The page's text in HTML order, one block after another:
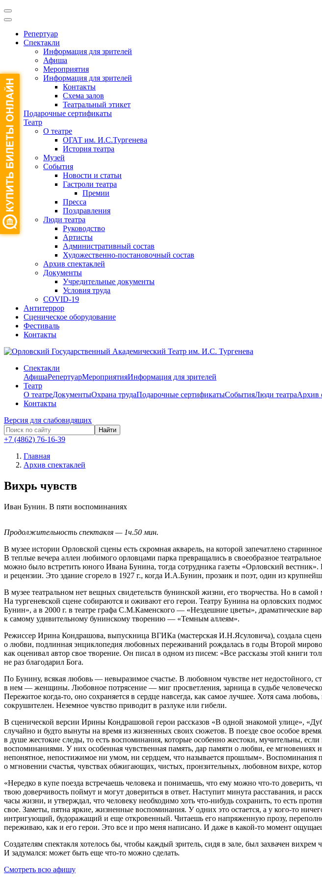
Репертуар
Спектакли
Информация для зрителей
Афиша
Мероприятия
Информация для зрителей
Контакты
Схема залов
Театральный этикет
Подарочные сертификаты
Театр
О театре
ОГАТ им. И.С.Тургенева
История театра
Музей
События
Новости и статьи
Гастроли театра
Премии
Пресса
Поздравления
Люди театра
Руководство
Артисты
Административный состав
Художественно-постановочный состав
Архив спектаклей
Документы
Учредительные документы
Условия труда
COVID-19
Антитеррор
Сценическое оборудование
Фестиваль
Контакты
Спектакли
АфишаРепертуарМероприятияИнформация для зрителей
Театр
О театреДокументыОхрана трудаПодарочные сертификатыСобытияЛюди театраАрхив
Контакты
Версия для слабовидящих
Найти
+7 (4862) 76-16-39
Главная
Архив спектаклей
Вихрь чувств
Иван Бунин. В пяти воспоминаниях
Продолжительность спектакля — 1ч.50 мин.
В музее истории Орловской сцены есть скромная акварель, на которой запечатлено
В теплые вечера аллеи любимого орловцами парка превращались в своеобразное
можно было встретить юного Ивана Бунина, тогда сотрудника газеты «Орловский
и рецензии. Это здание сгорело в 1927 г., когда И.А.Бунин, прозаик и поэт, один из
В музее театральном нет вещных свидетельств бунинской жизни, его творчества. Но в
На тургеневской сцене собираются и оживают его герои. Театру Бунина на орловских
Бунин», а в 2000 г. в театре графа С.М.Каменского — «Нездешние цветы», драматические
к самому удивительному бунинскому творению — «Темным аллеям».
Режиссер Ирина Кондрашова, выпускница ВГИКа (мастерская И.Н.Ясуловича), создала
о любви, подлинная энциклопедия любовных переживаний рождалась в годы Второй
как оценивал автор свое творение. Он писал в одном из писем: «Все рассказы этой книги
не раз благодарил Бога.
По Бунину, всякая любовь — невыразимое счастье. В любовном чувстве нет недостойного,
в нем — женщины. Любовное потрясение — миг просветления, зарница в судьбе
Пережитое когда-то, оно сохраняется в сердце навсегда, как самое лучшее. Хотя сама
сокрушителен. Неземное чувство приводит в разлуке или гибели.
В сценической версии Ирины Кондрашовой герои рассказов «В одной знакомой улице»,
случайно и будто вынуты на время из жизненных своих сюжетов. В поезде свое особое
в душе жестокие следы, то есть воспоминания, которые особенно жестоки, мучительны,
воспоминаниями. У них особенная чувственная память, дар памяти о любви, ее
непонятное, непостижимое ни умом, ни сердцем, что называется прошлым».
о мгновении счастья, чувствах обжигающих, чистых, пронзительных, любовном вихре,
«Нередко в купе поезда встречаешь человека и понимаешь, что ему можно что-то
твою доверчивость поймут и могут довериться в ответ. Наступит минута расставания, и
часы жизни, и утверждал, что человеку необходимо хоть что-нибудь сохранить, то есть
свое. Заметы, пятна яркие, жизненные воспоминания. У одних это остается, а у кого-то
интригующий, будоражащий и еще откровенный. Читаешь его напряженную прозу,
переживаю, как и его герои. Это все и про меня написано. И даже в какой-то момент
Создателям спектакля хотелось бы, чтобы каждый зритель, сидя в зале, был захвачен
И задумался: может быть еще что-то можно сделать.
Смотреть всю афишу